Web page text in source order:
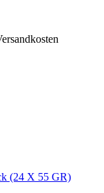
(24 X 55 GR)